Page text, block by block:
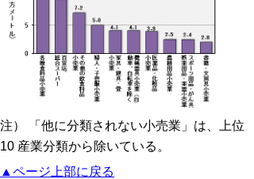
注） 「他に分類されない小売業」は、上位
10 産業分類から除いている。
▲ページ上部に戻る